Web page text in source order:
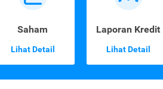
Saham
Lihat Detail
Laporan Kredit
Lihat Detail